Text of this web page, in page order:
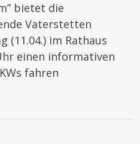
bietet die
Vaterstetten
(11.04.) im Rathaus
einen informativen
fahren